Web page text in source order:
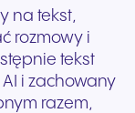
na tekst,
rozmowy i
tekst
i zachowany
razem,